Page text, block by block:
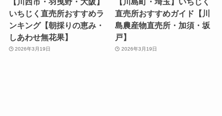
いちじく直売所おすすめラ
ンキング【朝採りの恵み・
しあわせ無花果】
2026年3月19日
直売所おすすめガイド【川
島農産物直売所・加須・坂
戸】
2026年3月19日